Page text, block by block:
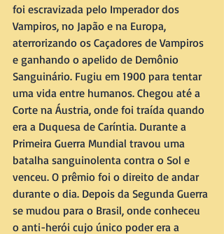
foi escravizada pelo Imperador dos
Vampiros, no Japão e na Europa,
aterrorizando os Caçadores de Vampiros
e ganhando o apelido de Demônio
Sanguinário. Fugiu em 1900 para tentar
uma vida entre humanos. Chegou até a
Corte na Áustria, onde foi traída quando
era a Duquesa de Caríntia. Durante a
Primeira Guerra Mundial travou uma
batalha sanguinolenta contra o Sol e
venceu. O prêmio foi o direito de andar
durante o dia. Depois da Segunda Guerra
se mudou para o Brasil, onde conheceu
o anti-herói cujo único poder era a